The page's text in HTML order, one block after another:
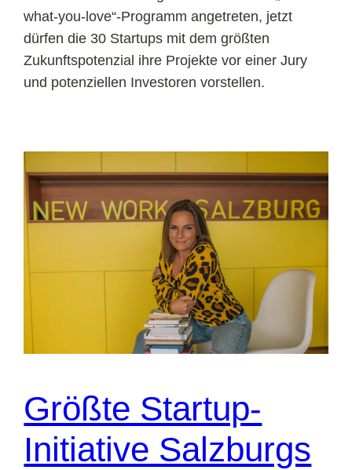
what-you-love“-Programm angetreten, jetzt
dürfen die 30 Startups mit dem größten
Zukunftspotenzial ihre Projekte vor einer Jury
und potenziellen Investoren vorstellen.
Größte Startup-
Initiative Salzburgs